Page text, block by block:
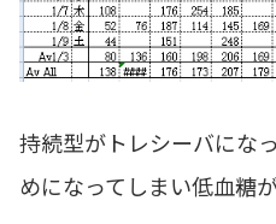
持続型がトレシーバにな
めになってしまい低血糖